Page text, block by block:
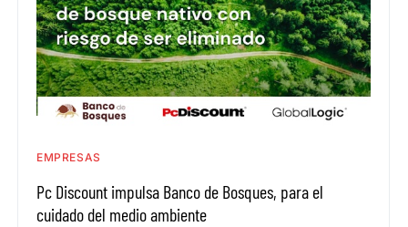
EMPRESAS
Pc Discount impulsa Banco de Bosques, para el
cuidado del medio ambiente